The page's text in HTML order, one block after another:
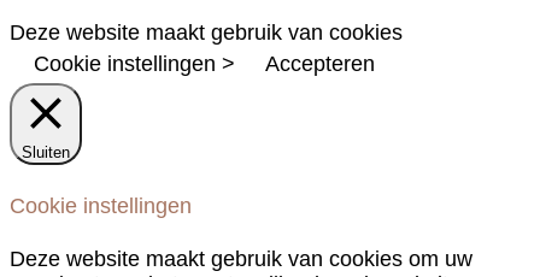
Deze website maakt gebruik van cookies
Cookie instellingen >
Accepteren
Sluiten
Cookie instellingen
Deze website maakt gebruik van cookies om uw